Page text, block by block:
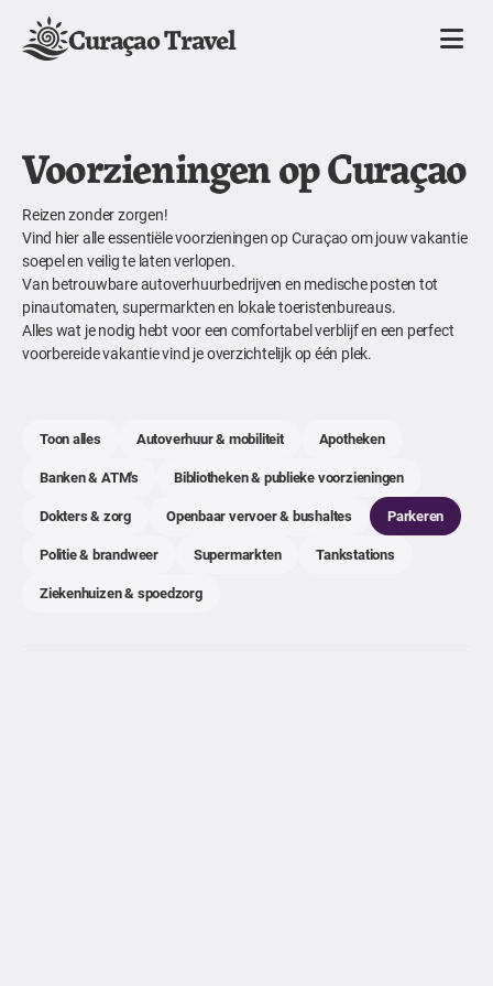
Curaçao Travel
Voorzieningen op Curaçao
Reizen zonder zorgen!
Vind hier alle essentiële voorzieningen op Curaçao om jouw vakantie
soepel en veilig te laten verlopen.
Van betrouwbare autoverhuurbedrijven en medische posten tot
pinautomaten, supermarkten en lokale toeristenbureaus.
Alles wat je nodig hebt voor een comfortabel verblijf en een perfect
voorbereide vakantie vind je overzichtelijk op één plek.
Toon alles Autoverhuur & mobiliteit
Apotheken
Banken & ATM's
Bibliotheken & publieke voorzieningen
Dokters & zorg
Openbaar vervoer & bushaltes
Parkeren
Politie & brandweer
Supermarkten
Tankstations
Ziekenhuizen & spoedzorg